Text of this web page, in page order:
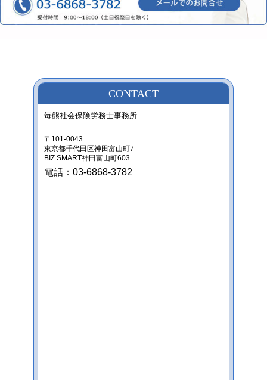
CONTACT
毎熊社会保険労務士事務所
〒101-0043
東京都千代田区神田富山町7
BIZ SMART神田富山町603
電話：03-6868-3782